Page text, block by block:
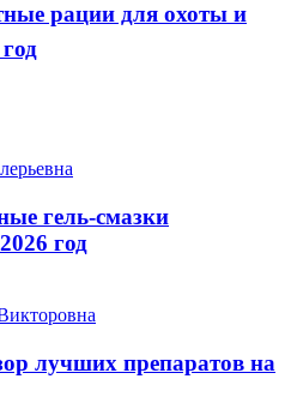
рации для охоты и
гель-смазки
год
лучших препаратов на